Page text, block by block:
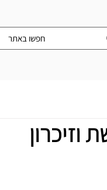
וזיכרון